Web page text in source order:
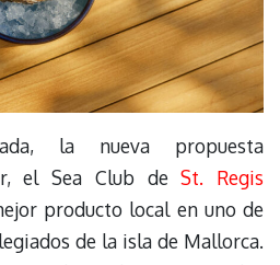
la nueva propuesta
el Sea Club deSt. Regis
producto local en uno de
de la isla de Mallorca.